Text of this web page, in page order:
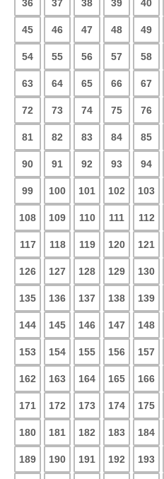
36 37 38 39 40
45 46 47 48 49
54 55 56 57 58
63 64 65 66 67
72 73 74 75 76
81 82 83 84 85
90 91 92 93 94
99 100 101 102 103
108 109 110 111 112
117 118 119 120 121
126 127 128 129 130
135 136 137 138 139
144 145 146 147 148
153 154 155 156 157
162 163 164 165 166
171 172 173 174 175
180 181 182 183 184
189 190 191 192 193